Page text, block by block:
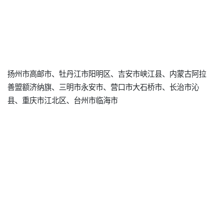
扬州市高邮市、牡丹江市阳明区、吉安市峡江县、内蒙古阿拉
善盟额济纳旗、三明市永安市、营口市大石桥市、长治市沁
县、重庆市江北区、台州市临海市